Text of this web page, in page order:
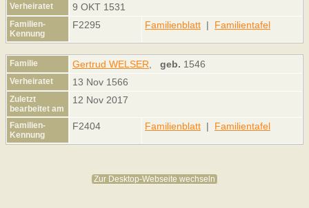
Verheiratet 9 OKT 1531
Familien-
Kennung
F2295 Familienblatt | Familientafel
Familie Gertrud WELSER geb. 1546
Verheiratet 13 Nov 1566
Zuletzt
bearbeitet am
12 Nov 2017
Familien-
Kennung
F2404 Familienblatt | Familientafel
Zur Desktop-Webseite wechseln